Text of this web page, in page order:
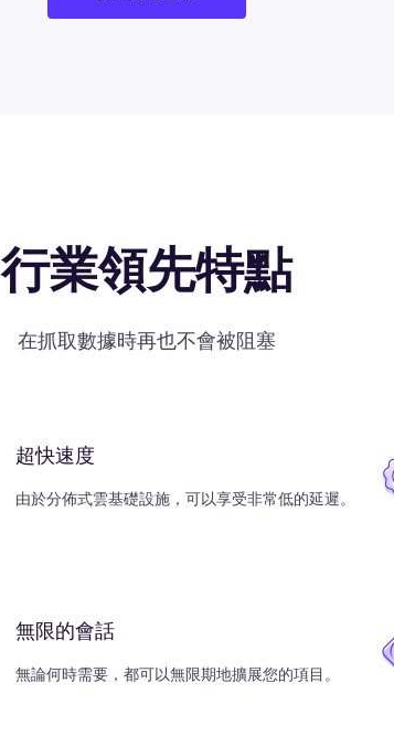
行業領先特點
在抓取數據時再也不會被阻塞
超快速度
由於分佈式雲基礎設施，可以享受非常低的延遲。
無限的會話
無論何時需要，都可以無限期地擴展您的項目。